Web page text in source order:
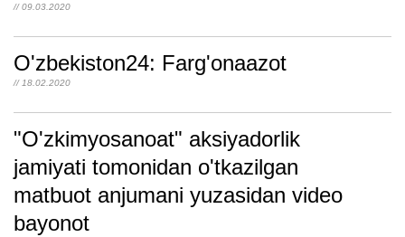
// 09.03.2020
O'zbekiston24: Farg'onaazot
// 18.02.2020
"O'zkimyosanoat" aksiyadorlik
jamiyati tomonidan o'tkazilgan
matbuot anjumani yuzasidan video
bayonot